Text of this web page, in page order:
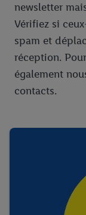
newsletter
Vérifiez si
spam et
réception.
également
contacts.